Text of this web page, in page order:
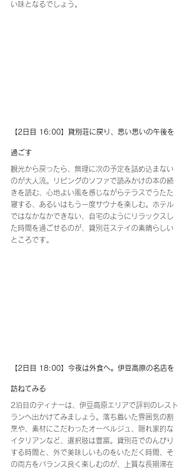
い味となるでしょう。
【2日目 16:00】貸別荘に戻り、思い思いの午後を
過ごす
観光から戻ったら、無理に次の予定を詰め込まない
のが大人流。リビングのソファで読みかけの本の続
きを読む、心地よい風を感じながらテラスでうたた
寝する、あるいはもう一度サウナを楽しむ。ホテル
ではなかなかできない、自宅のようにリラックスし
た時間を過ごせるのが、貸別荘ステイの素晴らしい
ところです。
【2日目 18:00】今夜は外食へ。伊豆高原の名店を
訪ねてみる
2泊目のディナーは、伊豆高原エリアで評判のレスト
ランへ出かけてみましょう。落ち着いた雰囲気の割
烹や、素材にこだわったオーベルジュ、隠れ家的な
イタリアンなど、選択肢は豊富。貸別荘でのんびり
する時間と、外で美味しいものをいただく時間、そ
の両方をバランス良く楽しむのが、上質な長期滞在